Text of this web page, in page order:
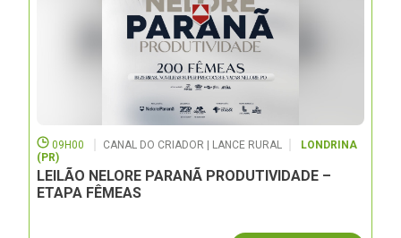
09H00 CANAL DO CRIADOR | LANCE RURAL
LONDRINA
(PR)
LEILÃO NELORE PARANÃ PRODUTIVIDADE –
ETAPA FÊMEAS